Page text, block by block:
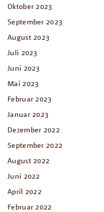
Oktober 2023
September 2023
August 2023
Juli 2023
Juni 2023
Mai 2023
Februar 2023
Januar 2023
Dezember 2022
September 2022
August 2022
Juni 2022
April 2022
Februar 2022